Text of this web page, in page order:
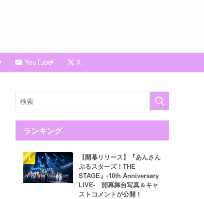
YouTube X
ランキング
【開幕リリース】『あんさん
ぶるスターズ！THE
STAGE』-10th Anniversary
LIVE- 開幕舞台写真＆キャ
ストコメントが公開！